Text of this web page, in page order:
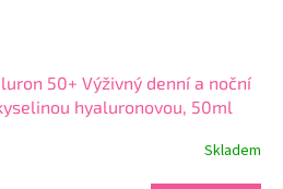
50+ Výživný denní a noční
hyaluronovou, 50ml
Skladem